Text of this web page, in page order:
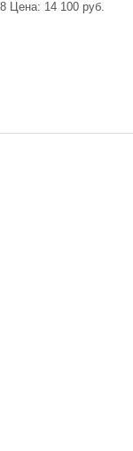
Цена: 14 100 руб.